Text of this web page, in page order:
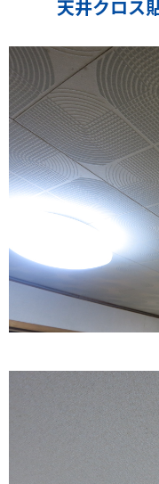
天井クロス